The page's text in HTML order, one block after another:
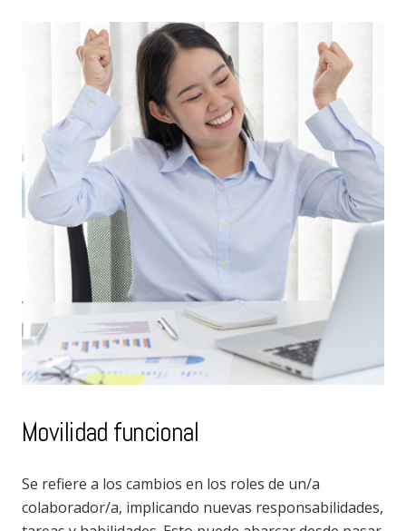
Movilidad funcional
Se refiere a los cambios en los roles de un/a
colaborador/a, implicando nuevas responsabilidades,